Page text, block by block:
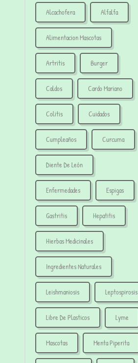
Alcachofera Alfalfa
Alimentacion Mascotas
Artritis Burger
Caldos Cardo Mariano
Colitis Cuidados
Cumpleaños Curcuma
Diente De León
Enfermedades Espigas
Gastritis Hepatitis
Hierbas Medicinales
Ingredientes Naturales
Leishmaniosis Leptospirosis
Libre De Plasticos Lyme
Mascotas Menta Piperita